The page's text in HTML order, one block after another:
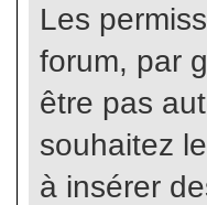
Les
forum, par
être pas
souhaitez
à insérer